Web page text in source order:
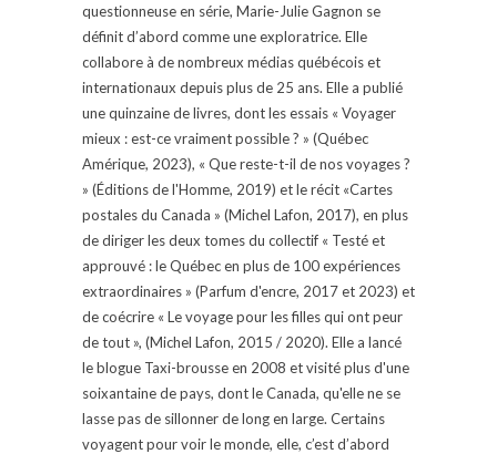
questionneuse en série, Marie-Julie Gagnon se
définit d’abord comme une exploratrice. Elle
collabore à de nombreux médias québécois et
internationaux depuis plus de 25 ans. Elle a publié
une quinzaine de livres, dont les essais « Voyager
mieux : est-ce vraiment possible ? » (Québec
Amérique, 2023), « Que reste-t-il de nos voyages ?
» (Éditions de l'Homme, 2019) et le récit «Cartes
postales du Canada » (Michel Lafon, 2017), en plus
de diriger les deux tomes du collectif « Testé et
approuvé : le Québec en plus de 100 expériences
extraordinaires » (Parfum d'encre, 2017 et 2023) et
de coécrire « Le voyage pour les filles qui ont peur
de tout », (Michel Lafon, 2015 / 2020). Elle a lancé
le blogue Taxi-brousse en 2008 et visité plus d'une
soixantaine de pays, dont le Canada, qu'elle ne se
lasse pas de sillonner de long en large. Certains
voyagent pour voir le monde, elle, c’est d’abord